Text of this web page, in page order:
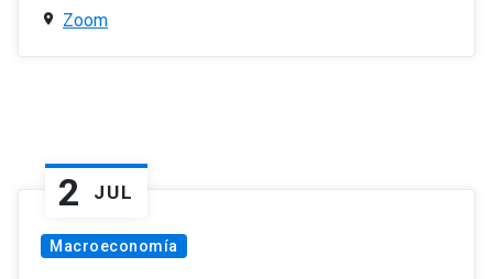
Zoom
2 JUL
Macroeconomía